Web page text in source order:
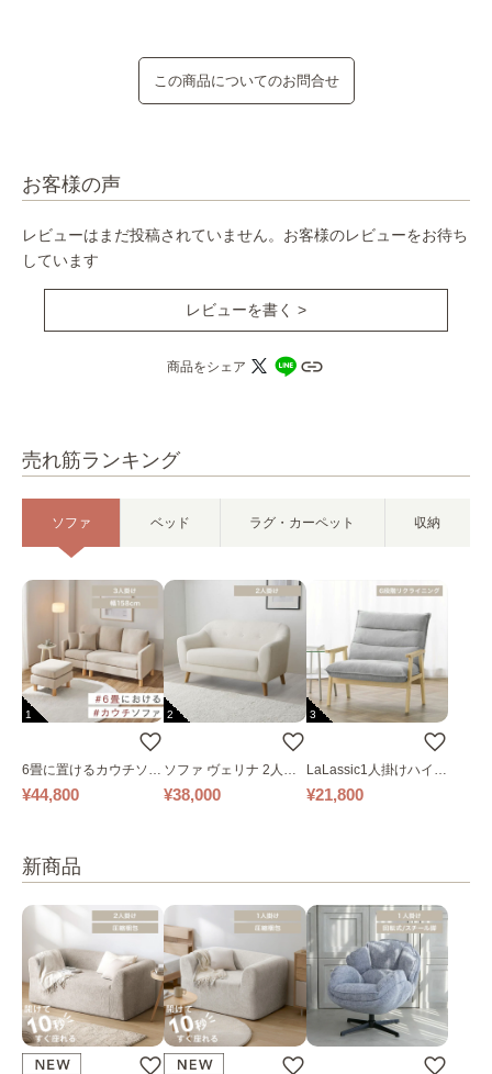
売れ筋ランキング
ソファ ベッド ラグ・カーペット 収納
1
6畳に置けるカウチソフ
ァ｜ベージュ
¥44,800
2
ソファ ヴェリナ 2人掛
け
¥38,000
3
LaLassic1人掛けハイバ
ックソファ ワイド
¥21,800
新商品
この商品についてのお問合せ
お客様の声
レビューはまだ投稿されていません。お客様のレビューをお待ち
しています
レビューを書く >
商品をシェア